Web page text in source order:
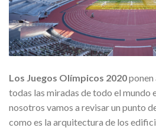
Los Juegos Olímpicos 2020ponen
todas las miradas de todo el mundo
nosotros vamos a revisar un punto
como es la arquitectura de los